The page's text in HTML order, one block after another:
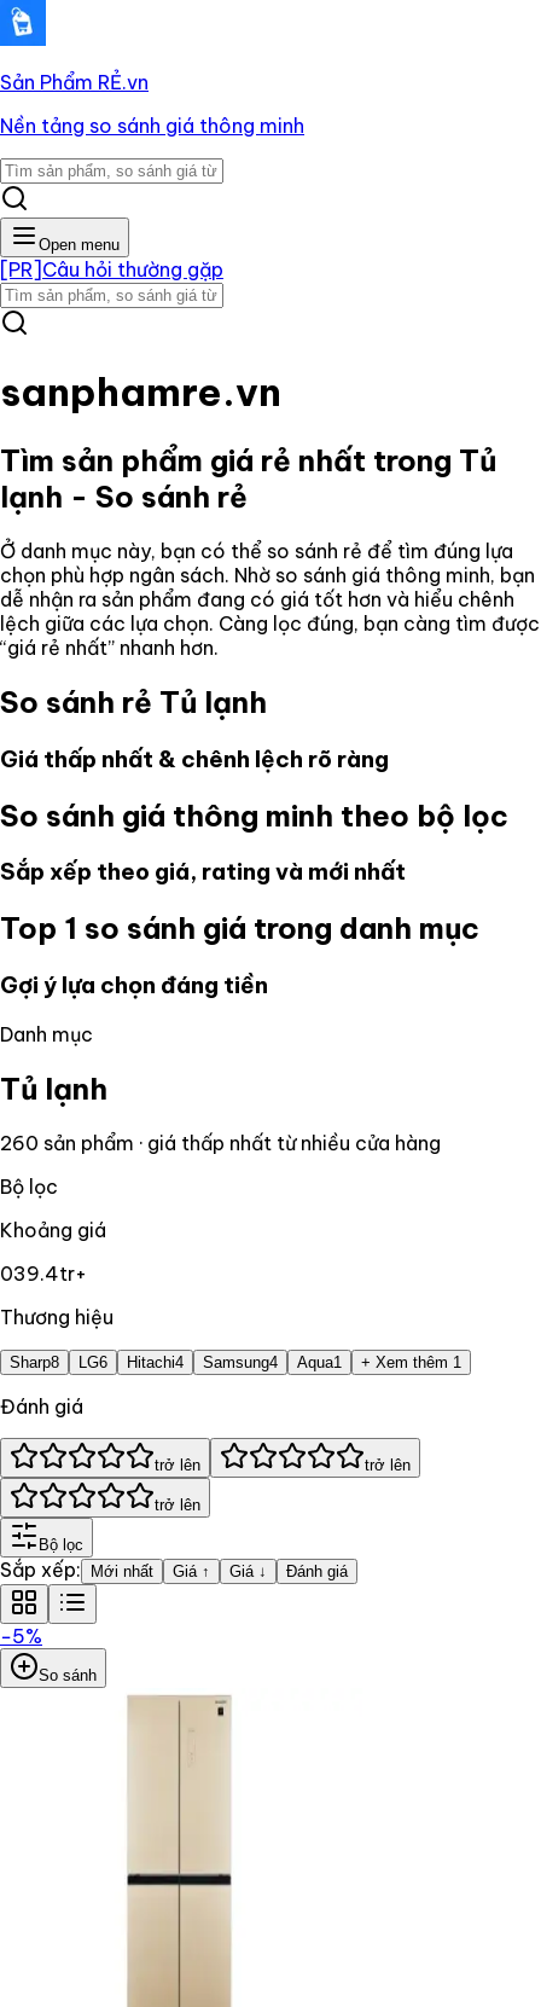
Sản Phẩm RẺ.vn
Nền tảng so sánh giá thông minh
Open menu
[PR] Câu hỏi thường gặp
sanphamre.vn
Tìm sản phẩm giá rẻ nhất trong Tủ
lạnh - So sánh rẻ
Ở danh mục này, bạn có thể so sánh rẻ để tìm đúng lựa
chọn phù hợp ngân sách. Nhờ so sánh giá thông minh, bạn
dễ nhận ra sản phẩm đang có giá tốt hơn và hiểu chênh
lệch giữa các lựa chọn. Càng lọc đúng, bạn càng tìm được
“giá rẻ nhất” nhanh hơn.
So sánh rẻ Tủ lạnh
Giá thấp nhất & chênh lệch rõ ràng
So sánh giá thông minh theo bộ lọc
Sắp xếp theo giá, rating và mới nhất
Top 1 so sánh giá trong danh mục
Gợi ý lựa chọn đáng tiền
Danh mục
Tủ lạnh
260 sản phẩm · giá thấp nhất từ nhiều cửa hàng
Bộ lọc
Khoảng giá
039.4tr+
Thương hiệu
Sharp8 LG6 Hitachi4 Samsung4 Aqua1 + Xem thêm 1
Đánh giá
trở lên trở lên
trở lên
Bộ lọc
Sắp xếp: Mới nhất Giá ↑ Giá ↓ Đánh giá
−5%
So sánh